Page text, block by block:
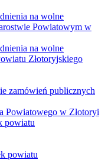
na wolne
Powiatowym w
na wolne
Złotoryjskiego
zamówień publicznych
Powiatowego w Złotoryi
powiatu
powiatu